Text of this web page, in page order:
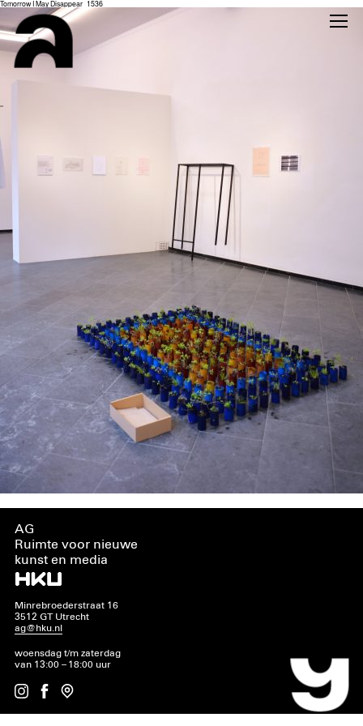
Tomorrow I May Disappear_1536
AG
Ruimte voor nieuwe
kunst en media
Minrebroederstraat 16
3512 GT Utrecht
ag@hku.nl
woensdag t/m zaterdag
van 13:00 – 18:00 uur